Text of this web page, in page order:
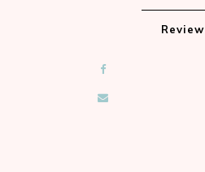
Review